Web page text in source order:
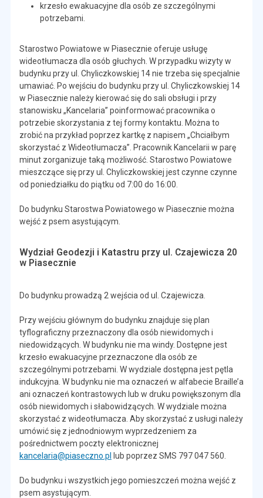
krzesło ewakuacyjne dla osób ze szczególnymi
potrzebami.
Starostwo Powiatowe w Piasecznie oferuje usługę
wideotłumacza dla osób głuchych. W przypadku wizyty w
budynku przy ul. Chyliczkowskiej 14 nie trzeba się specjalnie
umawiać. Po wejściu do budynku przy ul. Chyliczkowskiej 14
w Piasecznie należy kierować się do sali obsługi i przy
stanowisku „Kancelaria” poinformować pracownika o
potrzebie skorzystania z tej formy kontaktu. Można to
zrobić na przykład poprzez kartkę z napisem „Chciałbym
skorzystać z Wideotłumacza”. Pracownik Kancelarii w parę
minut zorganizuje taką możliwość. Starostwo Powiatowe
mieszczące się przy ul. Chyliczkowskiej jest czynne czynne
od poniedziałku do piątku od 7:00 do 16:00.
Do budynku Starostwa Powiatowego w Piasecznie można
wejść z psem asystującym.
Wydział Geodezji i Katastru przy ul. Czajewicza 20
w Piasecznie
Do budynku prowadzą 2 wejścia od ul. Czajewicza.
Przy wejściu głównym do budynku znajduje się plan
tyflograficzny przeznaczony dla osób niewidomych i
niedowidzących. W budynku nie ma windy. Dostępne jest
krzesło ewakuacyjne przeznaczone dla osób ze
szczególnymi potrzebami. W wydziale dostępna jest pętla
indukcyjna. W budynku nie ma oznaczeń w alfabecie Braille’a
ani oznaczeń kontrastowych lub w druku powiększonym dla
osób niewidomych i słabowidzących. W wydziale można
skorzystać z wideotłumacza. Aby skorzystać z usługi należy
umówić się z jednodniowym wyprzedzeniem za
pośrednictwem poczty elektronicznej
kancelaria@piaseczno.pl
lub poprzez SMS 797 047 560.
Do budynku i wszystkich jego pomieszczeń można wejść z
psem asystującym.